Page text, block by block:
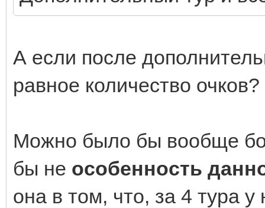
А если после
равное количество очков?
Можно было бы вообще
бы не особенность
она в том, что, за 4 тура